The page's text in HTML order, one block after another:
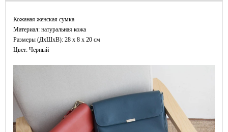
Кожаная женская сумка
Материал: натуральная кожа
Размеры (ДxШхВ): 28 x 8 x 20 см
Цвет: Черный